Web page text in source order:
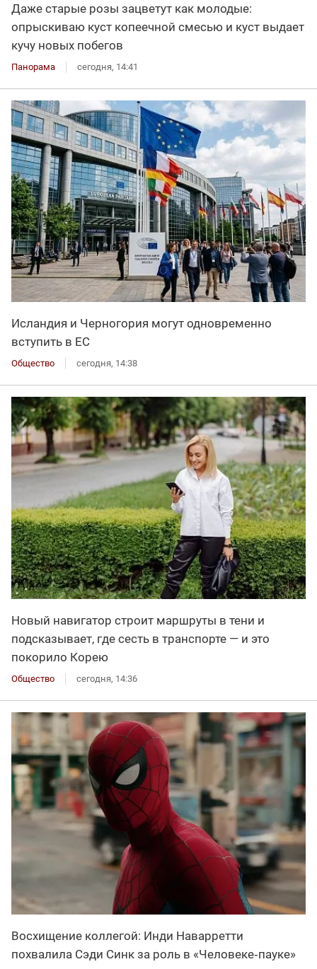
Даже старые розы зацветут как молодые:
опрыскиваю куст копеечной смесью и куст выдает
кучу новых побегов
Панорама сегодня, 14:41
Исландия и Черногория могут одновременно
вступить в ЕС
Общество сегодня, 14:38
Новый навигатор строит маршруты в тени и
подсказывает, где сесть в транспорте — и это
покорило Корею
Общество сегодня, 14:36
Восхищение коллегой: Инди Наварретти
похвалила Сэди Синк за роль в «Человеке‑пауке»